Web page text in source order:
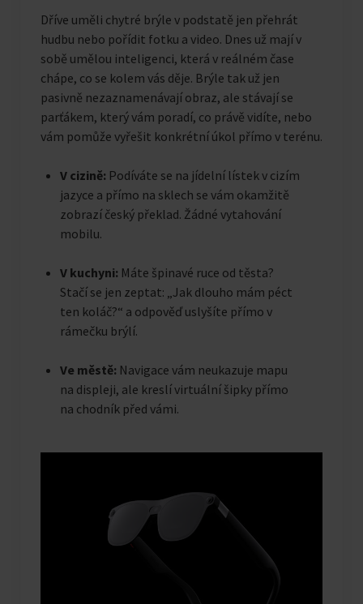
Dříve uměli chytré brýle v podstatě jen přehrát
hudbu nebo pořídit fotku a video. Dnes už mají v
sobě umělou inteligenci, která v reálném čase
chápe, co se kolem vás děje. Brýle tak už jen
pasivně nezaznamenávají obraz, ale stávají se
parťákem, který vám poradí, co právě vidíte, nebo
vám pomůže vyřešit konkrétní úkol přímo v terénu.
V cizině: Podíváte se na jídelní lístek v cizím
jazyce a přímo na sklech se vám okamžitě
zobrazí český překlad. Žádné vytahování
mobilu.
V kuchyni: Máte špinavé ruce od těsta?
Stačí se jen zeptat: „Jak dlouho mám péct
ten koláč?“ a odpověď uslyšíte přímo v
rámečku brýlí.
Ve městě: Navigace vám neukazuje mapu
na displeji, ale kreslí virtuální šipky přímo
na chodník před vámi.